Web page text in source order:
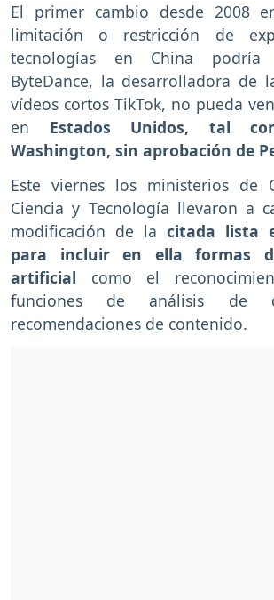
El primer cambio desde 2008
limitación o restricción de
tecnologías en China podría
ByteDance, la desarrolladora de
vídeos cortos TikTok, no pueda
en Estados Unidos, tal
Washington, sin aprobación de
Este viernes los ministerios de
Ciencia y Tecnología llevaron a
modificación de la citada lista
para incluir en ella formas
artificial como el
funciones de análisis
recomendaciones de contenido.